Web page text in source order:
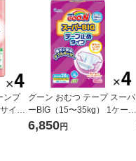
ンプ
イズ
1パッ
やわ
グーン おむつ テープ スーパ
ーBIG（15〜35kg） 1ケース
（28枚入×4パック）男女共
用 大王製紙
6,850円